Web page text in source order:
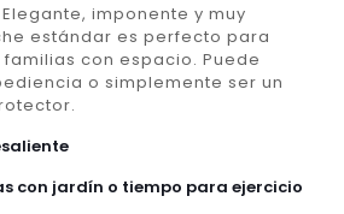
imponente y muy
estándar es perfecto para
con espacio. Puede
o simplemente ser un
con jardín o tiempo para ejercicio